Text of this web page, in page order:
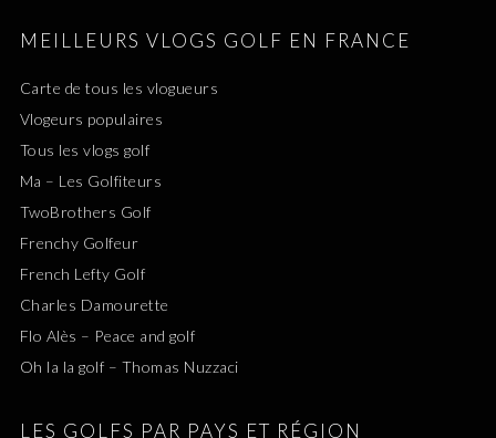
MEILLEURS VLOGS GOLF EN FRANCE
Carte de tous les vlogueurs
Vlogeurs populaires
Tous les vlogs golf
Ma – Les Golfiteurs
TwoBrothers Golf
Frenchy Golfeur
French Lefty Golf
Charles Damourette
Flo Alès – Peace and golf
Oh la la golf – Thomas Nuzzaci
LES GOLFS PAR PAYS ET RÉGION